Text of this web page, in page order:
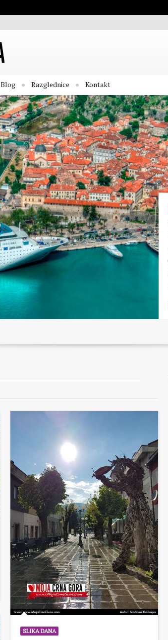
Blog Razglednice Kontakt
SLIKA DANA